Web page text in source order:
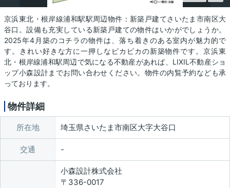
京浜東北・根岸線浦和駅駅周辺物件：新築戸建てさいたま市南区大
谷口。設備も充実している新築戸建ての物件はいかがでしょうか。
2025年4月築のコチラの物件は、落ち着きのある室内が魅力的で
す。きれい好きな方に一押しなピカピカの新築物件です。京浜東
北・根岸線浦和駅周辺で気になる不動産があれば、LIXIL不動産ショ
ップ小森設計までお問い合わせください。物件の内覧予約なども承
っております。
物件詳細
所在地 埼玉県さいたま市南区大字大谷口
交通
小森設計株式会社
〒336-0017